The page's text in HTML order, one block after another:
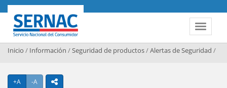
Contenido principal
Toggle
SERNAC
Inicio / Información /Seguridad de productos/Alertas de Seguridad /
+A Agrandar texto
-A Achicar textoicono compartir